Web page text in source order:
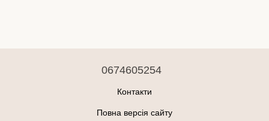
0674605254
Контакти
Повна версія сайту